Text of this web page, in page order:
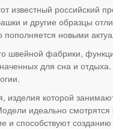
известный российский
и другие образцы
пополняется новыми
швейной фабрики,
для сна и
изделия которой
идеально смотрятся
и способствуют